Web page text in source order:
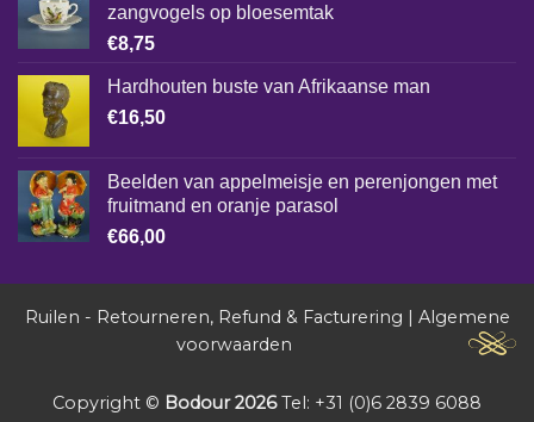
zangvogels op bloesemtak
€8,75
Hardhouten buste van Afrikaanse man
€16,50
Beelden van appelmeisje en perenjongen met
fruitmand en oranje parasol
€66,00
Ruilen - Retourneren, Refund & Facturering | Algemene
voorwaarden
Copyright © Bodour 2026Tel: +31 (0)6 2839 6088